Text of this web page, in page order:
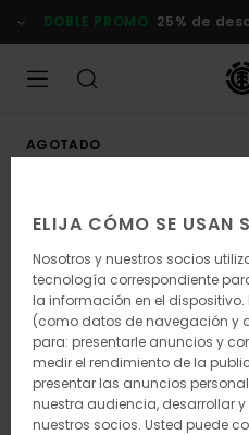
la
DOBLE PROMO 25% de
AGOTADO
ELIJA CÓMO SE USAN
Nosotros y nuestros socios
tecnología correspondiente
la información en el
(como datos de navegación y
para: presentarle anuncios y
medir el rendimiento de la
presentar las anuncios
nuestra audiencia, desarrollar
nuestros socios. Usted puede